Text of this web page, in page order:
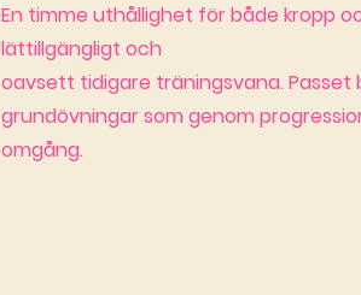
En timme uthållighet för både kropp
lättillgängligt och
oavsett tidigare träningsvana. Passet
grundövningar som genom
omgång.